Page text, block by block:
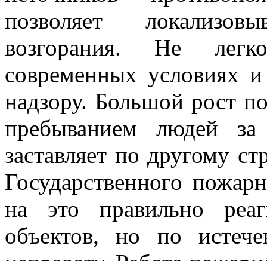
позволяет
возгорания. Не
современных условиях
надзору. Большой рост
пребыванием людей
заставляет по другому
Государственного
на это правильно
объектов, но по